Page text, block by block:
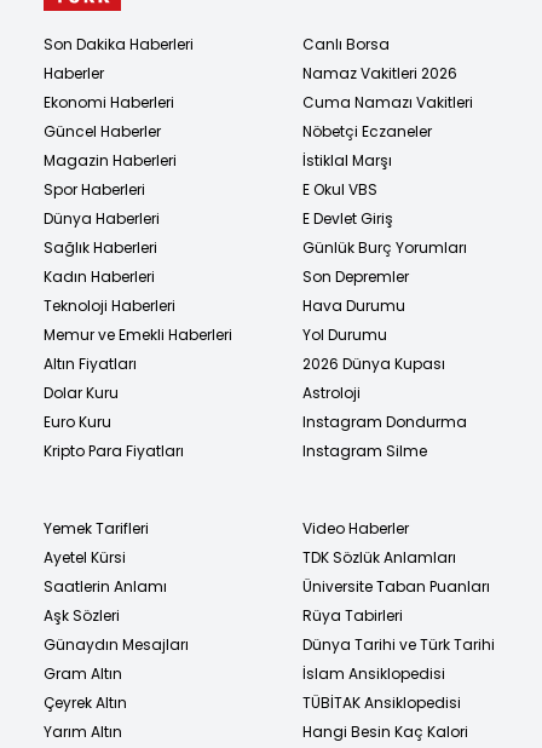
Son Dakika Haberleri
Haberler
Ekonomi Haberleri
Güncel Haberler
Magazin Haberleri
Spor Haberleri
Dünya Haberleri
Sağlık Haberleri
Kadın Haberleri
Teknoloji Haberleri
Memur ve Emekli Haberleri
Altın Fiyatları
Dolar Kuru
Euro Kuru
Kripto Para Fiyatları
Canlı Borsa
Namaz Vakitleri 2026
Cuma Namazı Vakitleri
Nöbetçi Eczaneler
İstiklal Marşı
E Okul VBS
E Devlet Giriş
Günlük Burç Yorumları
Son Depremler
Hava Durumu
Yol Durumu
2026 Dünya Kupası
Astroloji
Instagram Dondurma
Instagram Silme
Yemek Tarifleri
Ayetel Kürsi
Saatlerin Anlamı
Aşk Sözleri
Günaydın Mesajları
Gram Altın
Çeyrek Altın
Yarım Altın
Video Haberler
TDK Sözlük Anlamları
Üniversite Taban Puanları
Rüya Tabirleri
Dünya Tarihi ve Türk Tarihi
İslam Ansiklopedisi
TÜBİTAK Ansiklopedisi
Hangi Besin Kaç Kalori